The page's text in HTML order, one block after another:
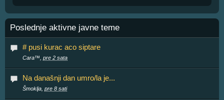
Poslednje aktivne javne teme
# pusi kurac aco siptare
Cara™, pre 2 sata
Na današnji dan umro/la je...
Šmoklja, pre 8 sati